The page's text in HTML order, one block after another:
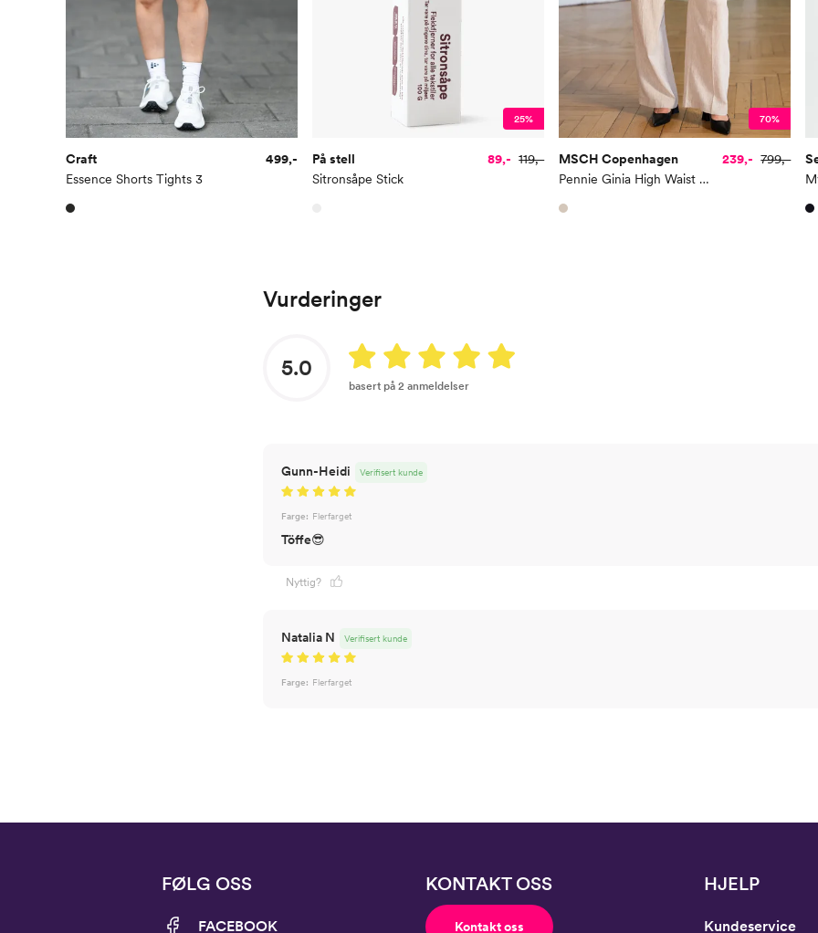
Craft
Essence Shorts Tights 3
499,-
25%
På stell
Sitronsåpe Stick
89,- 119,-
70%
MSCH Copenhagen
Pennie Ginia High Waist Pants
239,- 799,-
Vurderinger
5.0
basert på 2 anmeldelser
Gunn-Heidi Verifisert kunde
Farge: Flerfarget
Töffe😎
Nyttig?
Natalia N Verifisert kunde
Farge: Flerfarget
FØLG OSS
FACEBOOK
KONTAKT OSS
Kontakt oss
HJELP
Kundeservice